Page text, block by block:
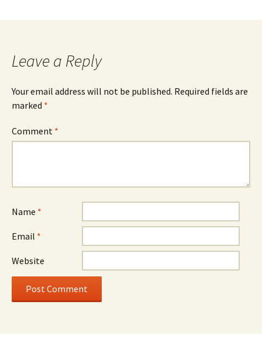
Leave a Reply
Your email address will not be published. Required fields are
marked *
Comment *
Name *
Email *
Website